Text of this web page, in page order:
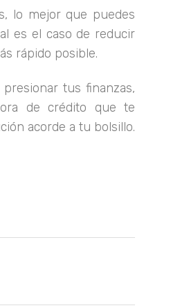
lo mejor que puedes
es el caso de reducir
rápido posible.
tus finanzas,
de crédito que te
acorde a tu bolsillo.